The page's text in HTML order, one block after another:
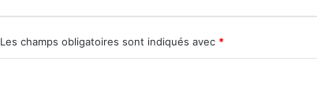
Les champs obligatoires sont indiqués avec *